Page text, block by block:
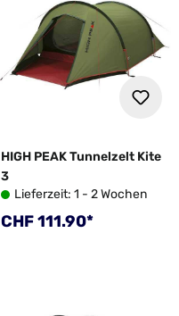
HIGH PEAK Tunnelzelt Kite
3
Lieferzeit: 1 - 2 Wochen
Regulärer Preis:
CHF 111.90*